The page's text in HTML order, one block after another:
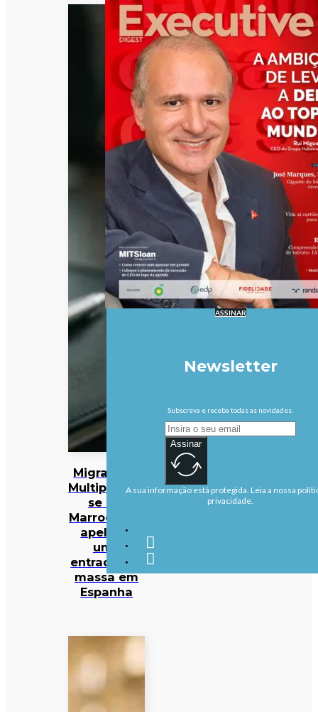
Migrações:
Multiplicam-
se em
Marrocos os
apelos a
uma
entrada em
massa em
Espanha
ASSINAR
Newsletter
Subscreva e receba todas as novidades.
Assinar
A sua informação está protegida. Leia a nossa
privacidade.